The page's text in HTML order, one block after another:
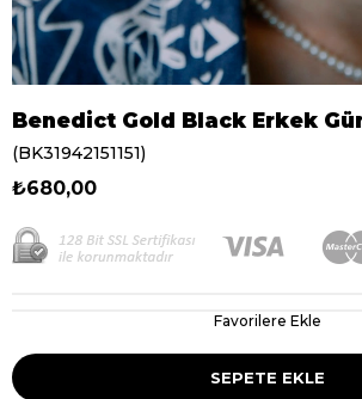
Benedict Gold Black Erkek
(BK31942151151)
₺680,00
Favorilere Ekle